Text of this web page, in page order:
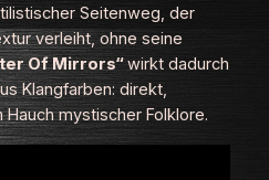
Seitenweg, der
verleiht, ohne seine
Of Mirrors“wirkt dadurch
Klangfarben: direkt,
mystischer Folklore.